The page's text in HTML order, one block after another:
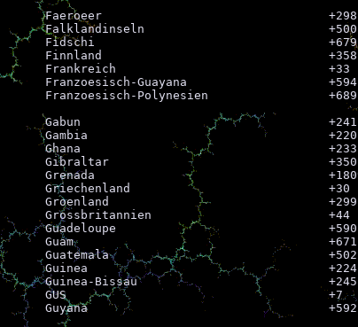
Faeroeer				+298
Falklandinseln				+500
Fidschi					+679
Finnland				+358
Frankreich				+33
Franzoesisch-Guayana			+594
Franzoesisch-Polynesien			+689
Gabun					+241
Gambia					+220
Ghana					+233
Gibraltar				+350
Grenada					+1809
Griechenland				+30
Groenland				+299
Grossbritannien				+44
Guadeloupe				+590
Guam					+671
Guatemala				+502
Guinea					+224
Guinea-Bissau				+245
GUS					+7
Guyana					+592